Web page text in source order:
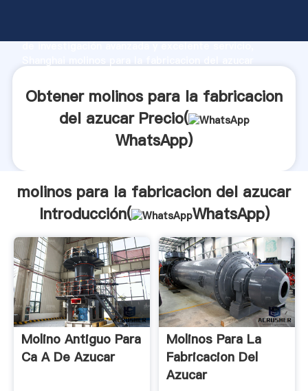
de investigación avanzada y excelente servicio,
clientes.
Obtener molinos para la fabricacion
del azucar Precio(
WhatsApp)
molinos para la fabricacion del azucar
Introducción(
WhatsApp)
Molino Antiguo Para
Ca A De Azucar
Molinos Para La
Fabricacion Del
Azucar